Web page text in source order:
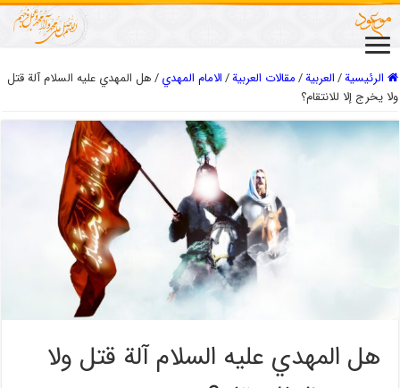
الرئيسية/العربیة/مقالات العربیة/الامام المهدي /هل المهدي عليه السلام آلة قتل
ولا يخرج إلا للانتقام؟
هل المهدي عليه السلام آلة قتل ولا